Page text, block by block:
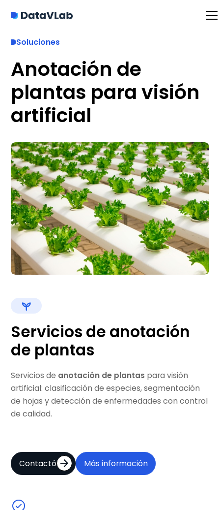
Soluciones
Anotación de
plantas para visión
artificial
Servicios de anotación
de plantas
Servicios de anotación de plantas para visión
artificial: clasificación de especies, segmentación
de hojas y detección de enfermedades con control
de calidad.
Contactó Más información